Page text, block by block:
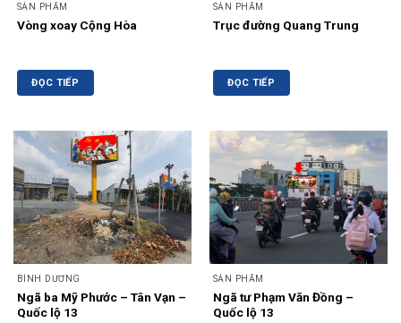
SẢN PHẨM
Vòng xoay Cộng Hòa
ĐỌC TIẾP
SẢN PHẨM
Trục đường Quang Trung
ĐỌC TIẾP
BÌNH DƯƠNG
Ngã ba Mỹ Phước – Tân Vạn –
Quốc lộ 13
SẢN PHẨM
Ngã tư Phạm Văn Đồng –
Quốc lộ 13